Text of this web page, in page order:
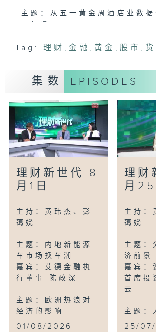
主题：从五一黄金周酒店业数据
嘉宾：香港专业教育学院酒店及
任 黄家荣
Tag: 理财 ,金融 , 黄金 ,股市 ,
集数 EPISODES
理财新世代 8
月1日
主持：黄玮杰、彭
蔼娆
主题：内地新能源
车市场换车潮
嘉宾：艾德金融执
行董事 陈政深
主题：欧洲热浪对
经济的影响
...
01/08/2026
理财
月25
主持：
蔼娆
主题：
济前景
嘉宾：
首席投
云
主题：
25/